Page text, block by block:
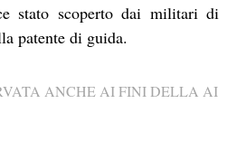
stato scoperto dai militari di
patente di guida.
ANCHE AI FINI DELLA AI